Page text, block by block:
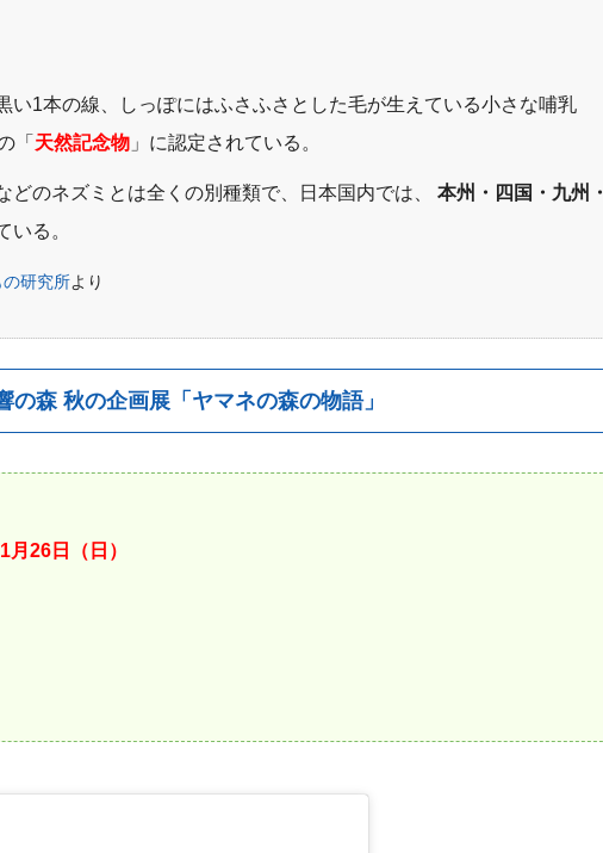
い1本の線、しっぽにはふさふさとした毛が生えている小さな哺乳
「天然記念物 」に認定されている。
どのネズミとは全くの別種類で、日本国内では、本州・四国・九州・
いる。
研究所より
の森 秋の企画展「ヤマネの森の物語」
26日（日）